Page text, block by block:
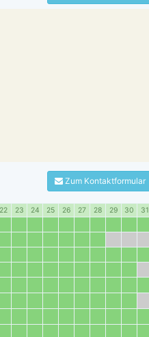
Zum Kontaktformular
22 23 24 25 26 27 28 29 30
31